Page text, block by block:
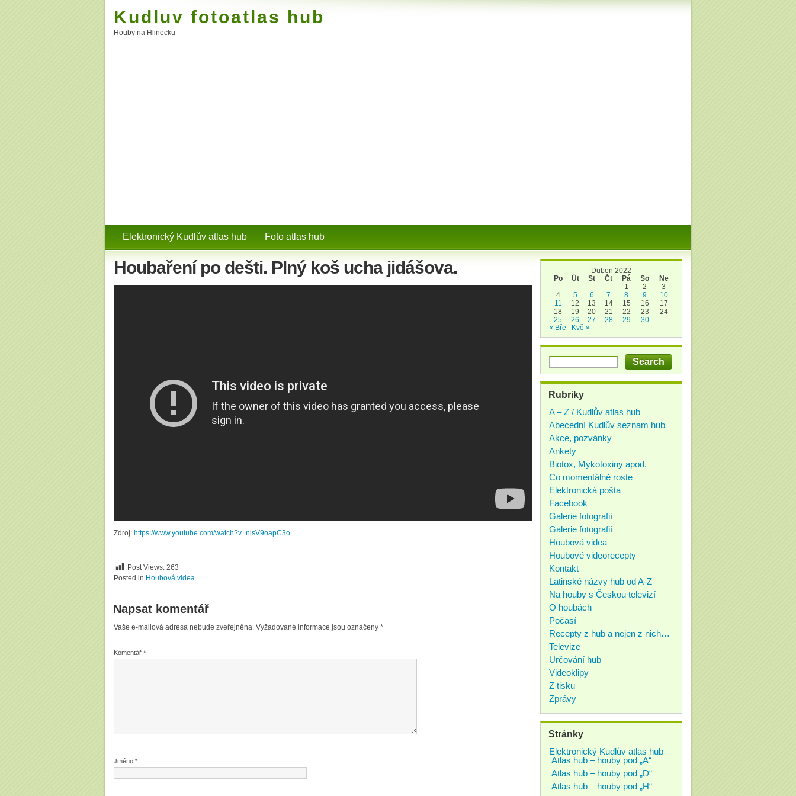
Kudluv fotoatlas hub
Houby na Hlinecku
Elektronický Kudlův atlas hub Foto atlas hub
Houbaření po dešti. Plný koš ucha jidášova.
Zdroj: https://www.youtube.com/watch?v=nisV9oapC3o
Post Views: 263
Posted in Houbová videa
Napsat komentář
Vaše e-mailová adresa nebude zveřejněna. Vyžadované informace jsou označeny *
Komentář *
Jméno *
Duben 2022
Po
Út St Čt Pá So
Ne
1
2
3
4
5 6 7 8 9
10
11
12 13 14 15 16
17
18
19 20 21 22 23
24
25
26 27 28 29
30
« Bře
Kvě »
Rubriky
A – Z / Kudlův atlas hub
Abecední Kudlův seznam hub
Akce, pozvánky
Ankety
Biotox, Mykotoxiny apod.
Co momentálně roste
Elektronická pošta
Facebook
Galerie fotografií
Galerie fotografií
Houbová videa
Houbové videorecepty
Kontakt
Latinské názvy hub od A-Z
Na houby s Českou televizí
O houbách
Počasí
Recepty z hub a nejen z nich…
Televize
Určování hub
Videoklipy
Z tisku
Zprávy
Stránky
Elektronický Kudlův atlas hub
Atlas hub – houby pod „A“
Atlas hub – houby pod „D“
Atlas hub – houby pod „H“